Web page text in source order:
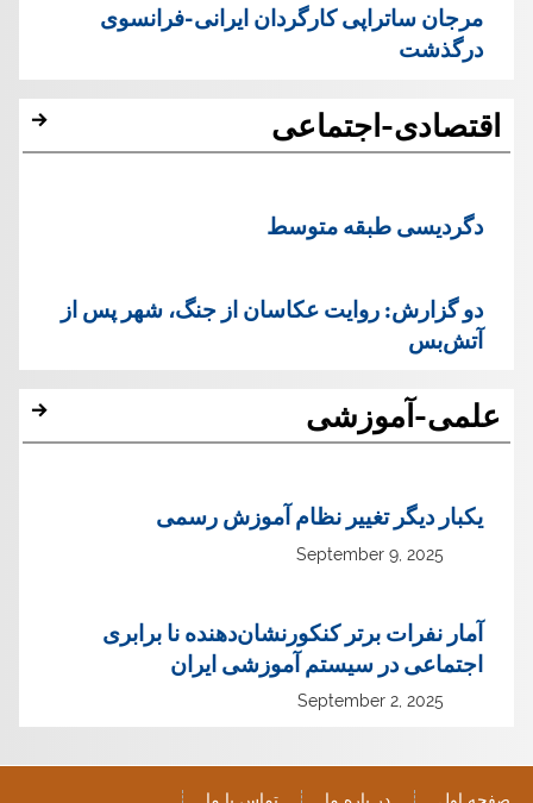
مرجان ساتراپی کارگردان ایرانی-فرانسوی
درگذشت
اقتصادی-اجتماعی
دگردیسی طبقه متوسط
دو گزارش: روایت عکاسان از جنگ، شهر پس از
آتش‌بس
علمی-آموزشی
یک‏بار دیگر تغییر نظام آموزش رسمی
September 9, 2025
آمار نفرات برتر کنکورنشان‌دهنده نا برابری
اجتماعی در سیستم آموزشی ایران
September 2, 2025
صفحه اول در باره ما تماس با ما